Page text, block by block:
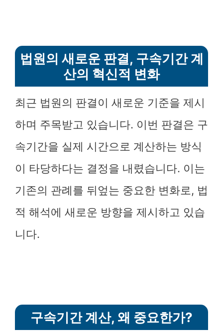
법원의 새로운 판결, 구속기간 계
산의 혁신적 변화
최근 법원의 판결이 새로운 기준을 제시
하며 주목받고 있습니다. 이번 판결은 구
속기간을 실제 시간으로 계산하는 방식
이 타당하다는 결정을 내렸습니다. 이는
기존의 관례를 뒤엎는 중요한 변화로, 법
적 해석에 새로운 방향을 제시하고 있습
니다.
구속기간 계산, 왜 중요한가?